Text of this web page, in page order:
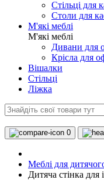
Стільці для
Столи для
М'які меблі
М'які меблі
Дивани для
Крісла для
Вішалки
Стільці
Ліжка
0
Меблі для
Дитяча стінка